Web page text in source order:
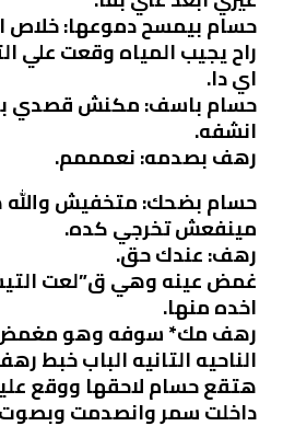
حسام بيمسح دموعها: خلاص
راح يجيب المياه وقعت علي
اي دا.
حسام باسف: مكنش قصدي
انشفه.
رهف بصدمه: نعمممم.
حسام بضحك: متخفيش
مينفعش تخرجي كده.
رهف: عندك حق.
غمض عينه وهي ق”لعت
اخده منها.
رهف مك* سوفه وهو مغمض
الناحيه التانيه الباب خبط
هتقع حسام لاحقها ووقع
داخلت سمر وانصدمت وبصوت